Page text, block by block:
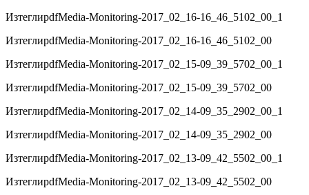
ИзтеглиpdfMedia-Monitoring-2017_02_16-16_46_5102_00_1
ИзтеглиpdfMedia-Monitoring-2017_02_16-16_46_5102_00
ИзтеглиpdfMedia-Monitoring-2017_02_15-09_39_5702_00_1
ИзтеглиpdfMedia-Monitoring-2017_02_15-09_39_5702_00
ИзтеглиpdfMedia-Monitoring-2017_02_14-09_35_2902_00_1
ИзтеглиpdfMedia-Monitoring-2017_02_14-09_35_2902_00
ИзтеглиpdfMedia-Monitoring-2017_02_13-09_42_5502_00_1
ИзтеглиpdfMedia-Monitoring-2017_02_13-09_42_5502_00